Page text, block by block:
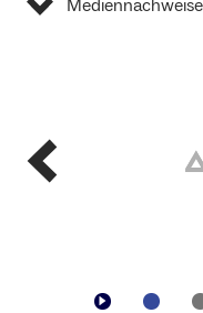
Mediennachweise